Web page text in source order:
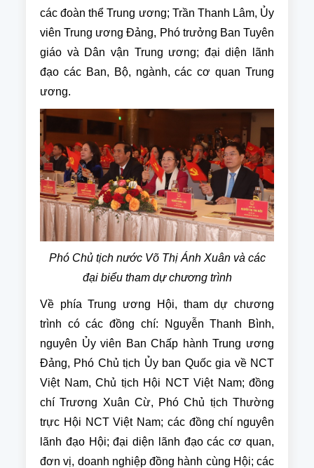
các đoàn thể Trung ương; Trần Thanh Lâm, Ủy
viên Trung ương Đảng, Phó trưởng Ban Tuyên
giáo và Dân vận Trung ương; đại diện lãnh
đạo các Ban, Bộ, ngành, các cơ quan Trung
ương.
Phó Chủ tịch nước Võ Thị Ánh Xuân và các
đại biểu tham dự chương trình
Về phía Trung ương Hội, tham dự chương
trình có các đồng chí: Nguyễn Thanh Bình,
nguyên Ủy viên Ban Chấp hành Trung ương
Đảng, Phó Chủ tịch Ủy ban Quốc gia về NCT
Việt Nam, Chủ tịch Hội NCT Việt Nam; đồng
chí Trương Xuân Cừ, Phó Chủ tịch Thường
trực Hội NCT Việt Nam; các đồng chí nguyên
lãnh đạo Hội; đại diện lãnh đạo các cơ quan,
đơn vị, doanh nghiệp đồng hành cùng Hội; các